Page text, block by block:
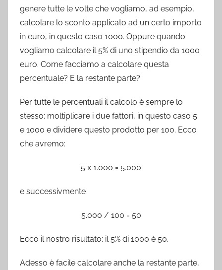
genere tutte le volte che vogliamo, ad esempio,
calcolare lo sconto applicato ad un certo importo
in euro, in questo caso 1000. Oppure quando
vogliamo calcolare il 5% di uno stipendio da 1000
euro. Come facciamo a calcolare questa
percentuale? E la restante parte?
Per tutte le percentuali il calcolo è sempre lo
stesso: moltiplicare i due fattori, in questo caso 5
e 1000 e dividere questo prodotto per 100. Ecco
che avremo:
5 x 1.000 = 5.000
e successivmente
5.000 / 100 = 50
Ecco il nostro risultato: il 5% di 1000 è 50.
Adesso è facile calcolare anche la restante parte,